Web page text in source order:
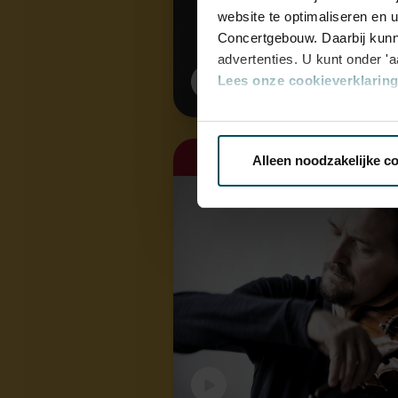
website te optimaliseren en
Concertgebouw. Daarbij
advertenties. U kunt onder
Lees onze
Via decookieverklaringop
We werken samen met32
Alleen noodzakelijke
zo 20 sep. 2026